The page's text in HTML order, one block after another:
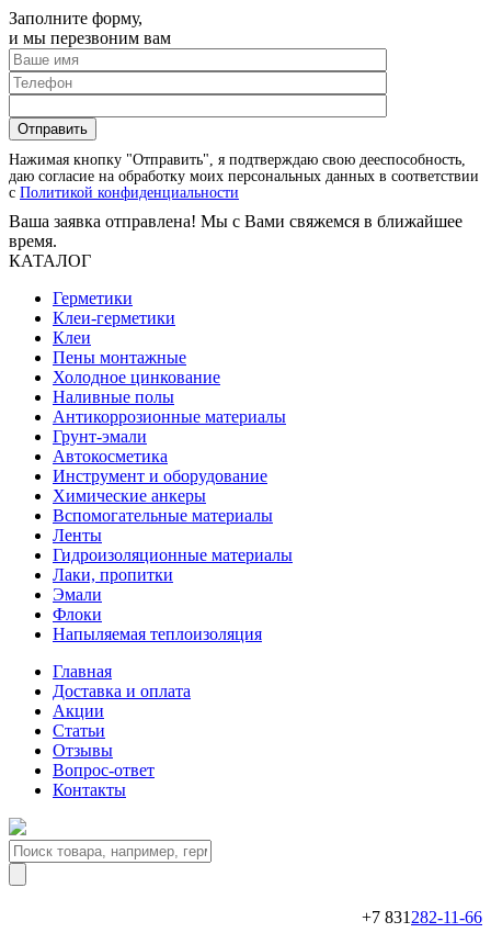
Заполните форму,
и мы перезвоним вам
Нажимая кнопку "Отправить", я подтверждаю свою дееспособность,
даю согласие на обработку моих персональных данных в соответствии
с Политикой конфиденциальности
Ваша заявка отправлена! Мы с Вами свяжемся в ближайшее
время.
КАТАЛОГ
Герметики
Клеи-герметики
Клеи
Пены монтажные
Холодное цинкование
Наливные полы
Антикоррозионные материалы
Грунт-эмали
Автокосметика
Инструмент и оборудование
Химические анкеры
Вспомогательные материалы
Ленты
Гидроизоляционные материалы
Лаки, пропитки
Эмали
Флоки
Напыляемая теплоизоляция
Главная
Доставка и оплата
Акции
Статьи
Отзывы
Вопрос-ответ
Контакты
+7 831 282-11-66